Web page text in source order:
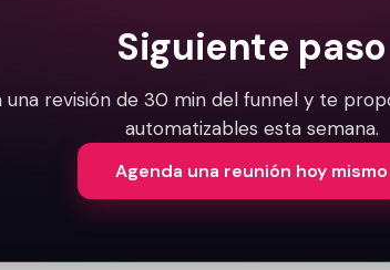
Siguiente paso
una revisión de 30 min del funnel y te
automatizables esta semana.
Agenda una reunión hoy mismo